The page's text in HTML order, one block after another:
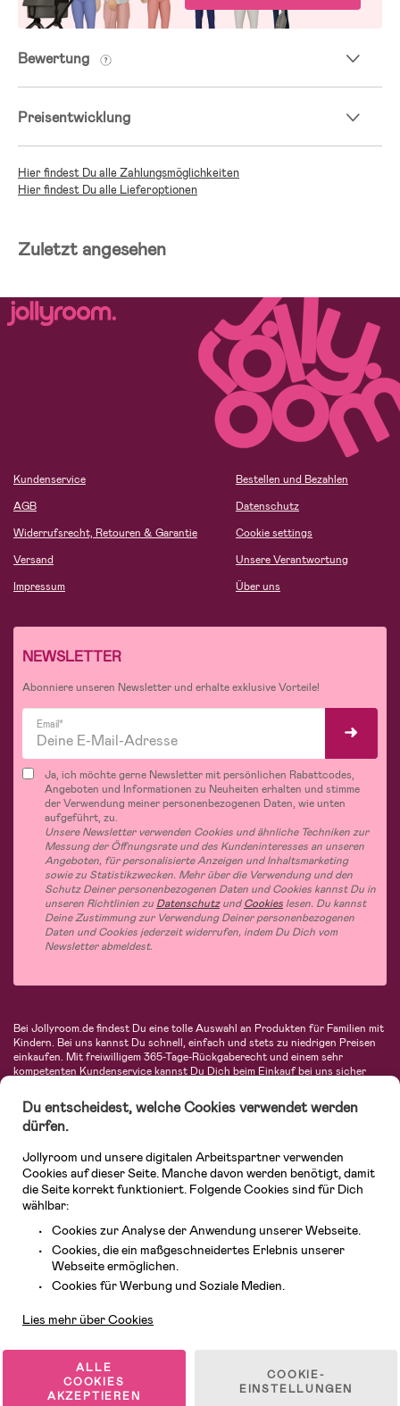
Bewertung
Preisentwicklung
Hier findest Du alle Zahlungsmöglichkeiten
Hier findest Du alle Lieferoptionen
Zuletzt angesehen
Kundenservice
AGB
Widerrufsrecht, Retouren & Garantie
Versand
Impressum
Bestellen und Bezahlen
Datenschutz
Cookie settings
Unsere Verantwortung
Über uns
NEWSLETTER
Abonniere unseren Newsletter und erhalte exklusive Vorteile!
Email*
Ja, ich möchte gerne Newsletter mit persönlichen Rabattcodes,
Angeboten und Informationen zu Neuheiten erhalten und stimme
der Verwendung meiner personenbezogenen Daten, wie unten
aufgeführt, zu.
Unsere Newsletter verwenden Cookies und ähnliche Techniken zur
Messung der Öffnungsrate und des Kundeninteresses an unseren
Angeboten, für personalisierte Anzeigen und Inhaltsmarketing
sowie zu Statistikzwecken. Mehr über die Verwendung und den
Schutz Deiner personenbezogenen Daten und Cookies kannst Du in
unseren Richtlinien zu DatenschutzundCookies lesen. Du kannst
Deine Zustimmung zur Verwendung Deiner personenbezogenen
Daten und Cookies jederzeit widerrufen, indem Du Dich vom
Newsletter abmeldest.
Bei Jollyroom.de findest Du eine tolle Auswahl an Produkten für Familien mit
Kindern. Bei uns kannst Du schnell, einfach und stets zu niedrigen Preisen
einkaufen. Mit freiwilligem 365-Tage-Rückgaberecht und einem sehr
kompetenten Kundenservice kannst Du Dich beim Einkauf bei uns sicher
Autositze, Kinder- und Babymode, Produkte für Mütter und eine Menge
fantastischer Einrichtungsgegenstände, Spielsachen, Babyprodukte und
vieles mehr. Wir haben Produkte von bekannten Herstellern wie Britax, Maxi-
Avent, Jack Wolfskin, Cybex, LEGO und vielen mehr. Schau Dich um in
unserer vielfältigen Online-Boutique für Kinder & Babys. Willkommen!
© 2026 Jollyroom GmbH. Alle Rechte vorbehalten.
Du entscheidest, welche Cookies verwendet werden
dürfen.
Jollyroom und unsere digitalen Arbeitspartner verwenden
Cookies auf dieser Seite. Manche davon werden benötigt, damit
die Seite korrekt funktioniert. Folgende Cookies sind für Dich
wählbar:
Cookies zur Analyse der Anwendung unserer Webseite.
Cookies, die ein maßgeschneidertes Erlebnis unserer
Webseite ermöglichen.
Cookies für Werbung und Soziale Medien.
Lies mehr über Cookies
ALLE
COOKIES
AKZEPTIEREN
COOKIE-
EINSTELLUNGEN